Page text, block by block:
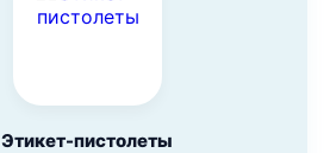
Этикет-пистолеты